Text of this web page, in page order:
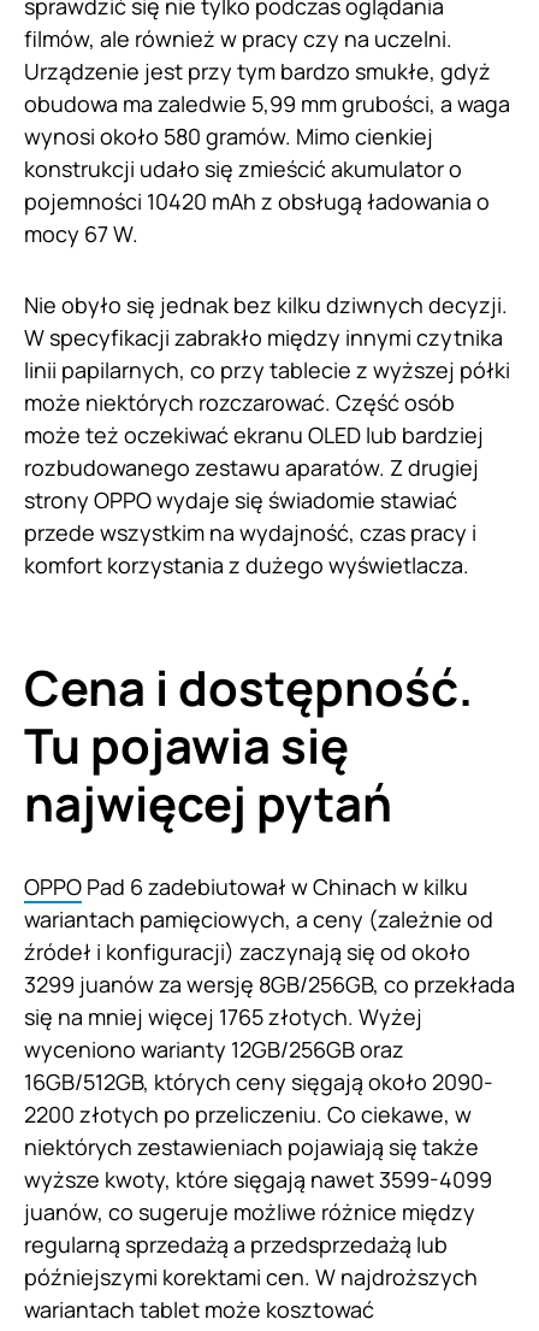
filmów, ale również w pracy czy na uczelni.
Urządzenie jest przy tym bardzo smukłe, gdyż
obudowa ma zaledwie 5,99 mm grubości, a waga
wynosi około 580 gramów. Mimo cienkiej
konstrukcji udało się zmieścić akumulator o
pojemności 10420 mAh z obsługą ładowania o
mocy 67 W.
Nie obyło się jednak bez kilku dziwnych decyzji.
W specyfikacji zabrakło między innymi czytnika
linii papilarnych, co przy tablecie z wyższej półki
może niektórych rozczarować. Część osób
może też oczekiwać ekranu OLED lub bardziej
rozbudowanego zestawu aparatów. Z drugiej
strony OPPO wydaje się świadomie stawiać
przede wszystkim na wydajność, czas pracy i
komfort korzystania z dużego wyświetlacza.
Cena i dostępność.
Tu pojawia się
najwięcej pytań
OPPO Pad 6 zadebiutował w Chinach w kilku
wariantach pamięciowych, a ceny (zależnie od
źródeł i konfiguracji) zaczynają się od około
3299 juanów za wersję 8GB/256GB, co przekłada
się na mniej więcej 1765 złotych. Wyżej
wyceniono warianty 12GB/256GB oraz
16GB/512GB, których ceny sięgają około 2090-
2200 złotych po przeliczeniu. Co ciekawe, w
niektórych zestawieniach pojawiają się także
wyższe kwoty, które sięgają nawet 3599-4099
juanów, co sugeruje możliwe różnice między
regularną sprzedażą a przedsprzedażą lub
późniejszymi korektami cen. W najdroższych
wariantach tablet może kosztować